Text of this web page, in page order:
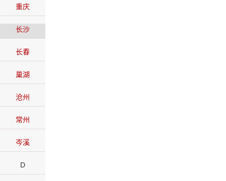
重庆
长沙
长春
巢湖
沧州
常州
岑溪
D